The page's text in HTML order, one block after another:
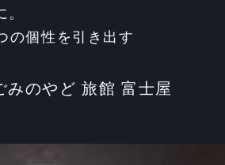
美食
長
の個性を引き出す
みのやど 旅館 富士屋